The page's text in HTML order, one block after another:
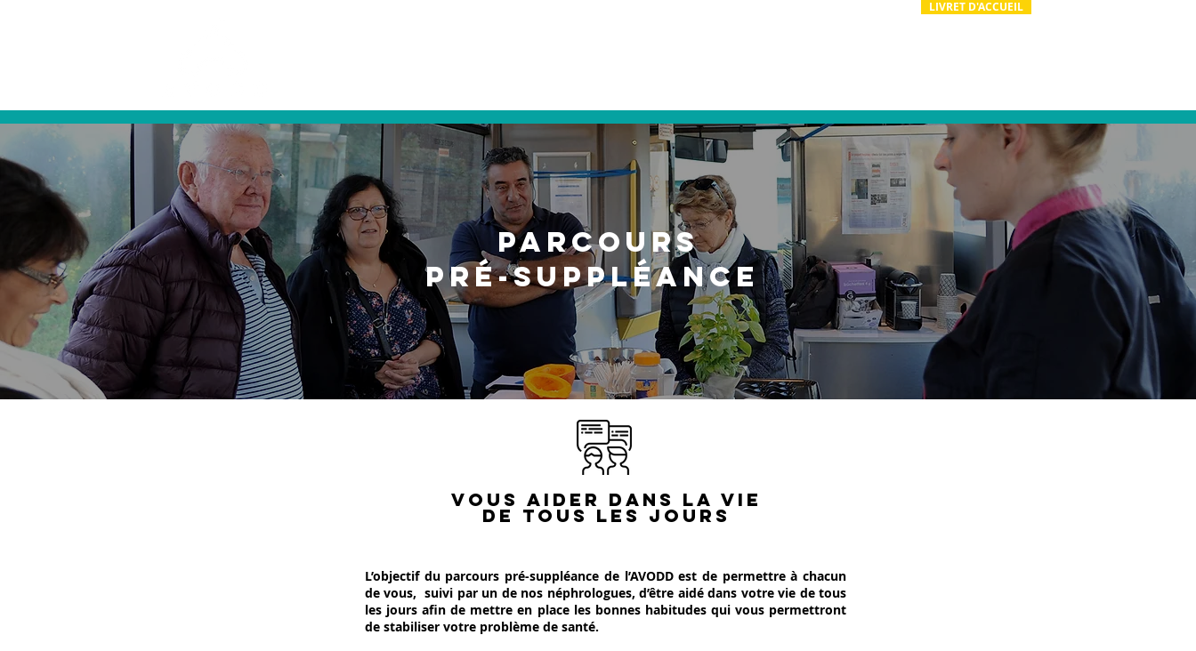
LIVRET D'ACCUEIL
Parcours
Pré-suppléance
VOUS AIDER DANS LA VIE
DE TOUS LES JOURS
L’objectif du parcours pré-suppléance de l’AVODD est de permettre à chacun
de vous, suivi par un de nos néphrologues, d’être aidé dans votre vie de tous
les jours afin de mettre en place les bonnes habitudes qui vous permettront
de stabiliser votre problème de santé.